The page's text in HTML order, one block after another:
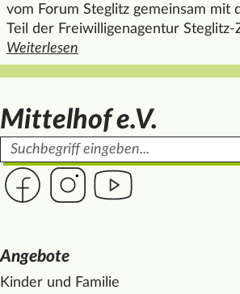
vom Forum Steglitz gemeinsam mit
Teil der Freiwilligenagentur
Weiterlesen
den ganzen Artikel "Ehrenamt
Mittelhof e.V.
Suchbegriff
Link zur Seite des Mittelhof auf
Link zur Seite des Mittelhof
Link zur Seite des
Angebote
Kinder und Familie